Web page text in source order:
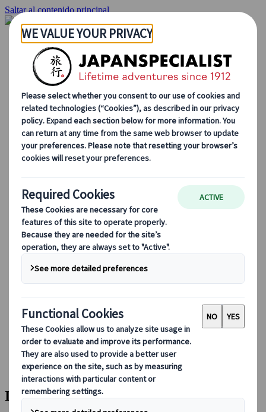
Saltar al contenido principal
Inicio
Viajes
Viajes a medida
Viajes de autor
Fly & Drive
Circuitos organizados
Excursiones
Tours de grupo a medida
Japan Rail Pass
Cómo trabajamos
Sobre nosotros
Nuestro equipo
Blog
Consejos de viaje para cada temporada
Destinos destacados
Perspectivas culturales
Experiencias gastronómicas
Recorre Japón en tren
Preguntas frecuentes
Información práctica
Etiqueta en Japón
Conducir en Japón
Reservar con nosotros
Japan Rail Pass
Alojamiento
Asesoramiento virtual
Japanspecialist
Destinos
Todos los destinos
Islas de Okinawa
Islas de Okinawa